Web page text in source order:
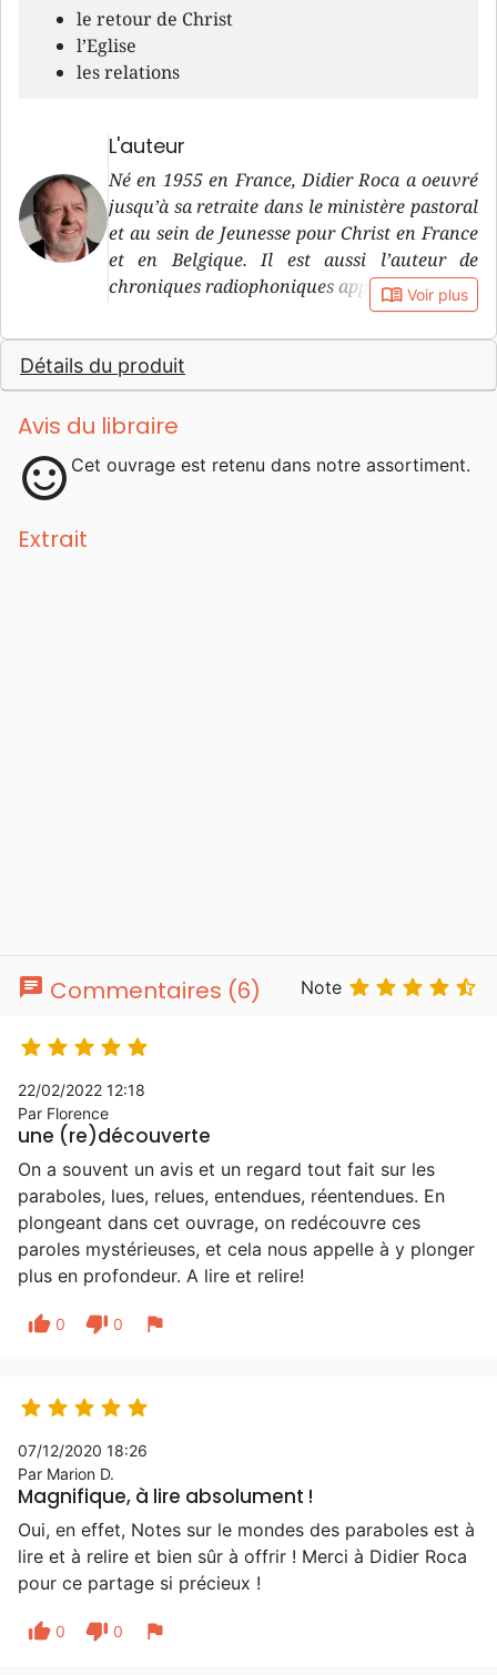
le retour de Christ
l’Eglise
les relations
L'auteur
Né en 1955 en France, Didier Roca a oeuvré
jusqu’à sa retraite dans le ministère pastoral
et au sein de Jeunesse pour Christ en France
et en Belgique. Il est aussi l’auteur de
chroniques radiophoniques appréciées.
book_open Voir plus
Détails du produit
Avis du libraire
sentiment_satisfied Cet ouvrage est retenu dans notre assortiment.
Extrait
chat Commentaires (6) Note     
    
22/02/2022 12:18
Par Florence
une (re)découverte
On a souvent un avis et un regard tout fait sur les
paraboles, lues, relues, entendues, réentendues. En
plongeant dans cet ouvrage, on redécouvre ces
paroles mystérieuses, et cela nous appelle à y plonger
plus en profondeur. A lire et relire!
thumb_up 0 thumb_down 0 flag
    
07/12/2020 18:26
Par Marion D.
Magnifique, à lire absolument !
Oui, en effet, Notes sur le mondes des paraboles est à
lire et à relire et bien sûr à offrir ! Merci à Didier Roca
pour ce partage si précieux !
thumb_up 0 thumb_down 0 flag